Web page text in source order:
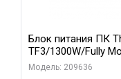
Блок питания ПК
TF3/1300W/Fully
Range/Analog/80
Модель: 209636